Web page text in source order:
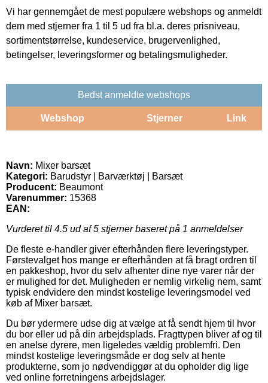
Vi har gennemgået de mest populære webshops og anmeldt
dem med stjerner fra 1 til 5 ud fra bl.a. deres prisniveau,
sortimentstørrelse, kundeservice, brugervenlighed,
betingelser, leveringsformer og betalingsmuligheder.
Bedst anmeldte webshops
Webshop Stjerner Link
Navn: Mixer barsæt
Kategori: Barudstyr | Barværktøj | Barsæt
Producent: Beaumont
Varenummer: 15368
EAN:
Vurderet til 4.5 ud af 5 stjerner baseret på 1 anmeldelser
De fleste e-handler giver efterhånden flere leveringstyper.
Førstevalget hos mange er efterhånden at få bragt ordren til
en pakkeshop, hvor du selv afhenter dine nye varer når der
er mulighed for det. Muligheden er nemlig virkelig nem, samt
typisk endvidere den mindst kostelige leveringsmodel ved
køb af Mixer barsæt.
Du bør ydermere udse dig at vælge at få sendt hjem til hvor
du bor eller ud på din arbejdsplads. Fragttypen bliver af og til
en anelse dyrere, men ligeledes vældig problemfri. Den
mindst kostelige leveringsmåde er dog selv at hente
produkterne, som jo nødvendiggør at du opholder dig lige
ved online forretningens arbejdslager.